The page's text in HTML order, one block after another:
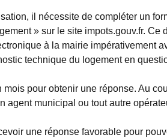
il nécessite de compléter un
» sur le site impots.gouv.fr.
à la mairie impérativement
technique du logement en
mois pour obtenir une réponse. Au
agent municipal ou tout autre
une réponse favorable pour